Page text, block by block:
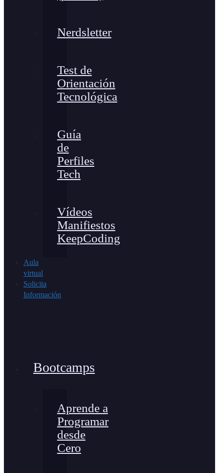
Nerdsletter
Test de
Orientación
Tecnológica
Guía
de
Perfiles
Tech
Vídeos
Manifiestos
KeepCoding
Aula
virtual
Solicita
Información
Bootcamps
Aprende a
Programar
desde
Cero